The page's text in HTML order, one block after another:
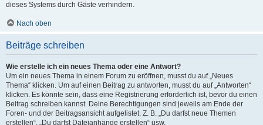
dieses Systems durch Gäste verhindern.
Nach oben
Beiträge schreiben
Wie erstelle ich ein neues Thema oder eine Antwort?
Um ein neues Thema in einem Forum zu eröffnen, musst du auf „Neues
Thema“ klicken. Um auf einen Beitrag zu antworten, musst du auf „Antworten“
klicken. Es könnte sein, dass eine Registrierung erforderlich ist, bevor du einen
Beitrag schreiben kannst. Deine Berechtigungen sind jeweils am Ende der
Foren- und der Beitragsansicht aufgelistet. Z. B. „Du darfst neue Themen
erstellen“, „Du darfst Dateianhänge erstellen“ usw.